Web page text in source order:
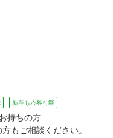
新卒も応募可能
持ちの方
もご相談ください。